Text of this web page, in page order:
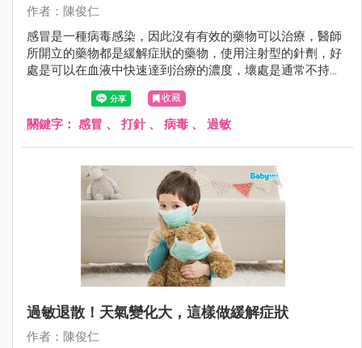
作者：陳俊仁
感冒是一種病毒感染，因此沒有有效的藥物可以治療，醫師
所開立的藥物都是緩解症狀的藥物，使用注射型的針劑，好
處是可以在血液中快速達到治療的濃度，壞處是通常不持
久，時間一到一樣被身體代謝掉。
收藏
關鍵字： 感冒 、 打針 、 病毒 、 過敏
過敏退散！天氣變化大，這樣做緩解症狀
作者：陳俊仁